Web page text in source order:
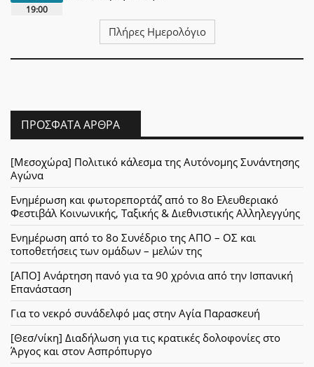
19:00
Πλήρες Ημερολόγιο
ΠΡΌΣΦΑΤΑ ΆΡΘΡΑ
[Μεσοχώρα] Πολιτικό κάλεσμα της Αυτόνομης Συνάντησης
Αγώνα
Ενημέρωση και φωτορεπορτάζ από το 8ο Ελευθεριακό
Φεστιβάλ Κοινωνικής, Ταξικής & Διεθνιστικής Αλληλεγγύης
Ενημέρωση από το 8ο Συνέδριο της ΑΠΟ – ΟΣ και
τοποθετήσεις των ομάδων – μελών της
[ΑΠΟ] Ανάρτηση πανό για τα 90 χρόνια από την Ισπανική
Επανάσταση
Για το νεκρό συνάδελφό μας στην Αγία Παρασκευή
[Θεσ/νίκη] Διαδήλωση για τις κρατικές δολοφονίες στο
Άργος και στον Ασπρόπυργο